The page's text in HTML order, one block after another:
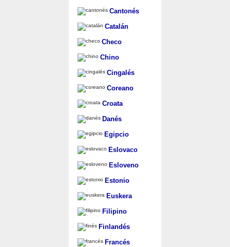
Cantonés
Catalán
Checo
Chino
Cingalés
Coreano
Croata
Danés
Egipcio
Eslovaco
Esloveno
Estonio
Euskera
Filipino
Finlandés
Francés